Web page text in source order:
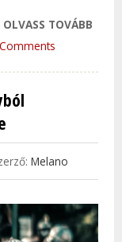
OLVASS TOVÁBB
Melano